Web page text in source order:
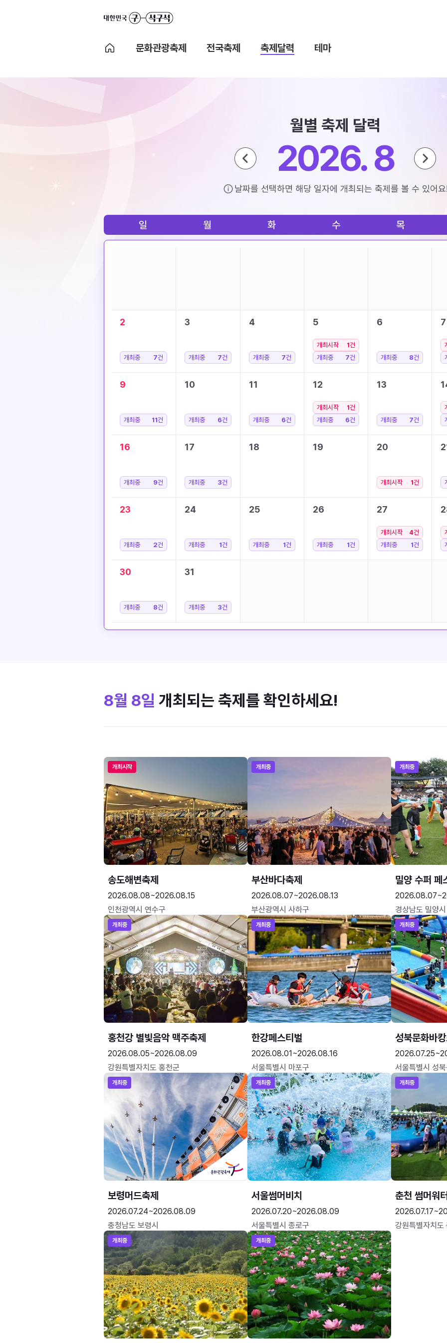
문화관광축제 전국축제 축제달력 테마
월별 축제 달력
2026. 8
날짜를 선택하면 해당 일자에 개최되는 축제를 볼 수 있어
일 월 화 수 목
2
개최중 7건
3
개최중 7건
4
개최중 7건
5
개최시작 1건
개최중
7건
6
개최중 8건
7
9
개최중 11건
10
개최중 6건
11
개최중 6건
12
개최시작 1건
개최중
6건
13
개최중 7건
16
개최중 9건
17
개최중 3건
18 19 20
개최시작 1건
23
개최중 2건
24
개최중 1건
25
개최중 1건
26
개최중 1건
27
개최시작 4건
개최중
1건
30
개최중 8건
31
개최중 3건
8월 8일 개최되는 축제를 확인하세요!
개최시작
송도해변축제
2026.08.08~2026.08.15
인천광역시 연수구
개최중
부산바다축제
2026.08.07~2026.08.13
부산광역시 사하구
개최중
밀양 수퍼 페
경상남도 밀양시
개최중
홍천강 별빛음악 맥주축제
2026.08.05~2026.08.09
강원특별자치도 홍천군
개최중
한강페스티벌
2026.08.01~2026.08.16
서울특별시 마포구
개최중
성북문화바
서울특별시 성
개최중
보령머드축제
2026.07.24~2026.08.09
충청남도 보령시
개최중
서울썸머비치
2026.07.20~2026.08.09
서울특별시 종로구
개최중
춘천 썸머워
강원특별자치도
개최중 개최중